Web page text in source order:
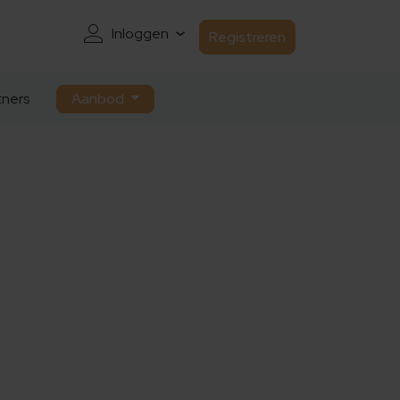
Inloggen Registreren
Aanbod